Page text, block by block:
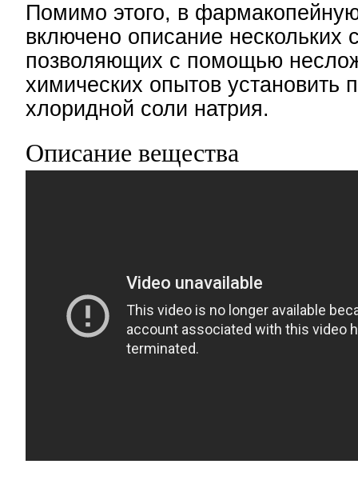
Помимо этого, в
включено описание нескольких
позволяющих с помощью
химических опытов установить
хлоридной соли натрия.
Описание вещества